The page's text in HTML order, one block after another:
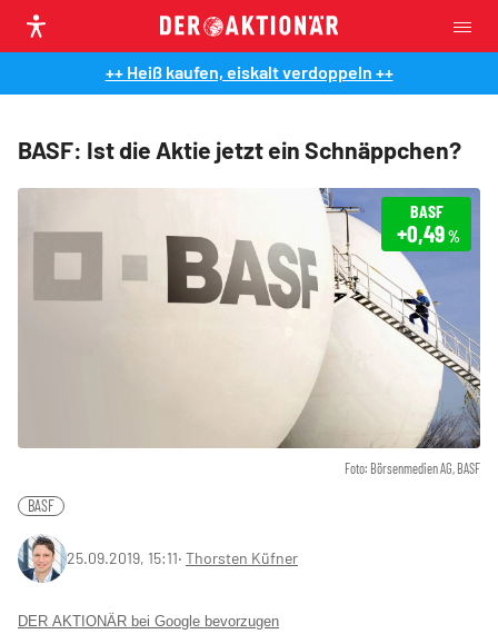
++ Heiß kaufen, eiskalt verdoppeln ++
BASF: Ist die Aktie jetzt ein Schnäppchen?
Foto: Börsenmedien AG, BASF
BASF
+0,49%
BASF
25.09.2019, 15:11‧ Thorsten Küfner
DER AKTIONÄR bei Google bevorzugen